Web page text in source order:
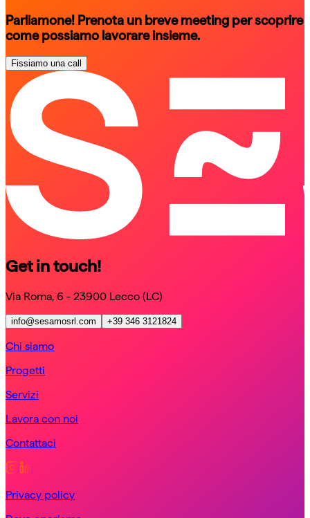
Parliamone! Prenota un breve meeting per scoprire
come possiamo lavorare insieme.
Fissiamo una call
schedule a call
schedule a call
Get in touch!
Via Roma, 6 - 23900 Lecco (LC)
info@sesamosrl.com +39 346 3121824
Chi siamo
Progetti
Servizi
Lavora con noi
Contattaci
Privacy policy